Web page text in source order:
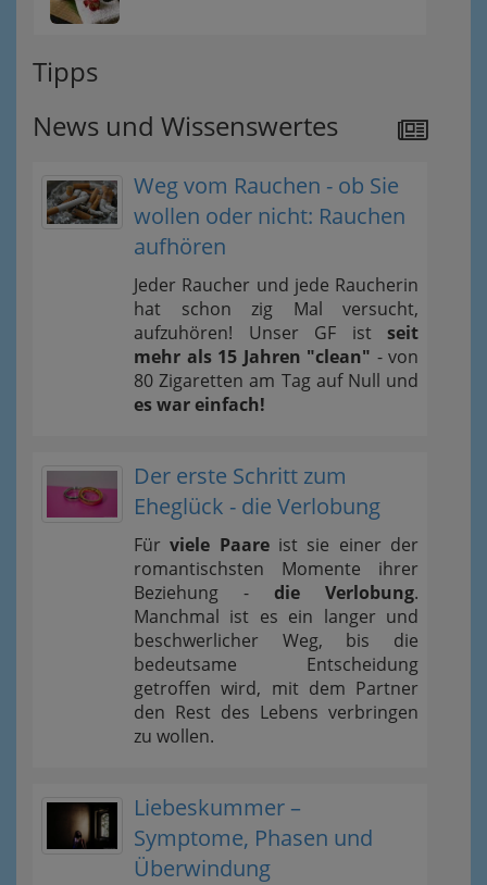
Tipps
News und Wissenswertes
Weg vom Rauchen - ob Sie
wollen oder nicht: Rauchen
aufhören
Jeder Raucher und jede Raucherin
hat schon zig Mal versucht,
aufzuhören! Unser GF ist seit
mehr als 15 Jahren "clean" - von
80 Zigaretten am Tag auf Null und
es war einfach!
Der erste Schritt zum
Eheglück - die Verlobung
Fürviele Paareist sie einer der
romantischsten Momente ihrer
Beziehung - die Verlobung.
Manchmal ist es ein langer und
beschwerlicher Weg, bis die
bedeutsame Entscheidung
getroffen wird, mit dem Partner
den Rest des Lebens verbringen
zu wollen.
Liebeskummer –
Symptome, Phasen und
Überwindung